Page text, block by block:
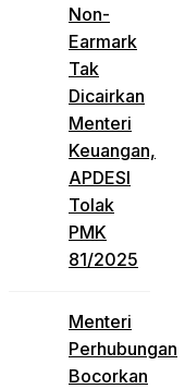
Non-
Earmark
Tak
Dicairkan
Menteri
Keuangan,
APDESI
Tolak
PMK
81/2025
Menteri
Perhubungan
Bocorkan